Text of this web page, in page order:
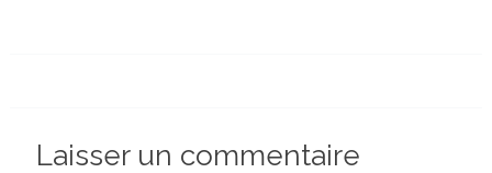
Laisser un commentaire